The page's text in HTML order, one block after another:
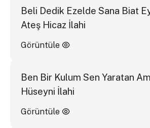
Beli Dedik Ezelde Sana Biat
Ateş Hicaz İlahi
Görüntüle
Ben Bir Kulum Sen Yaratan
Hüseyni İlahi
Görüntüle